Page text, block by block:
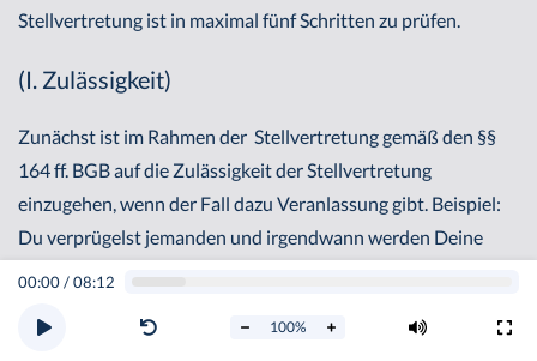
00:00/08:12
100%
Stellvertretung ist in maximal fünf Schritten zu prüfen.
(I. Zulässigkeit)
Zunächst ist im Rahmen der Stellvertretung gemäß den §§
164 ff. BGB auf die Zulässigkeit der Stellvertretung
einzugehen, wenn der Fall dazu Veranlassung gibt. Beispiel:
Du verprügelst jemanden und irgendwann werden Deine
Arme schwer und Du bittest einen Freund, Dich zu vertreten.
diese nur bei Rechtsgeschäften, nicht jedoch bei Realakten